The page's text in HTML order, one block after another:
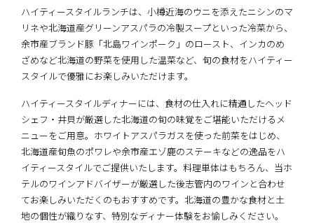
ハイティースタイルランチは、小樽近海のウニを添えたニシンのマ
リネや北海道産グリーンアスパラの冷製スープといった冷菜から、
余市産ブランド豚「北島ワインポーク」のロースト、インカのめ
ざめなど北海道の野菜を使用した温菜など、旬の食材をハイティー
スタイルで優雅にお楽しみいただけます。
ハイティースタイルディナーには、食材の仕入れに精通したヘッド
シェフ・井貝が厳選した北海道の旬の味覚をご堪能いただけるメ
ニューをご用意。ホワイトアスパラガスを使った前菜をはじめ、
北海道産旬魚のポワレや余市産エゾ鹿のステーキなどの逸品をハ
イティースタイルでご提供いたします。料理単体はもちろん、当ホ
テルのワインアドバイザーが厳選した後志管内のワインと合わせ
てお楽しみいただくのもおすすめです。北海道の豊かな食材と土
地の個性が織りなす、特別なディナー体験をお愉しみください。